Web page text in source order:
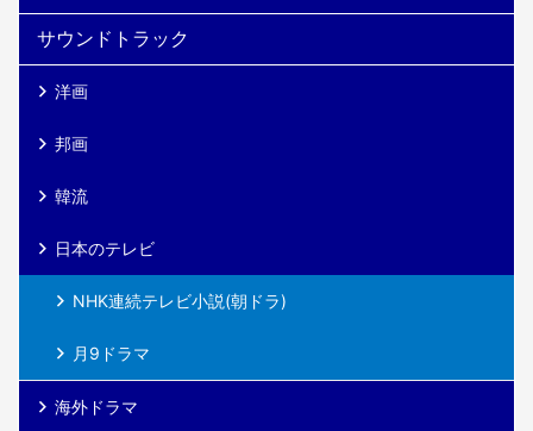
サウンドトラック
洋画
邦画
韓流
日本のテレビ
NHK連続テレビ小説(朝ドラ)
月9ドラマ
海外ドラマ